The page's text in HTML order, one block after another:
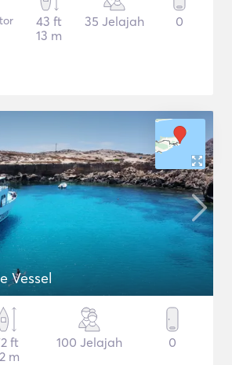
43 ft
13 m
35 Jelajah 0
Vessel
ft
m
100 Jelajah 0